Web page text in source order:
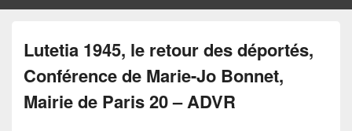
Lutetia 1945, le retour des déportés,
Conférence de Marie-Jo Bonnet,
Mairie de Paris 20 – ADVR